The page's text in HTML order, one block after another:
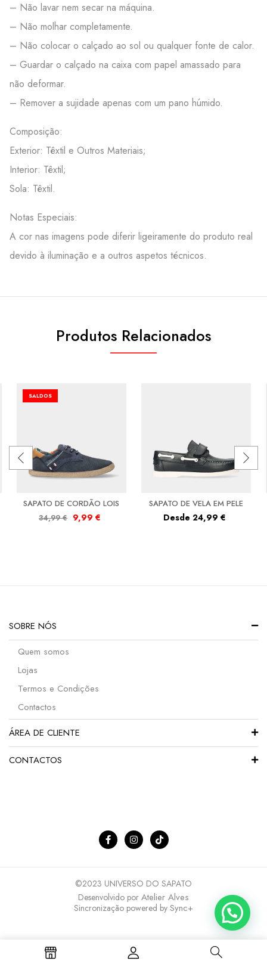
– Não lavar nem secar na máquina.
– Não molhar completamente.
– Não colocar o calçado ao sol ou qualquer fonte de calor.
– Guardar o calçado na caixa com papel amassado para
não deformar.
– Remover a sujidade apenas com um pano húmido.
Composição:
Exterior: Têxtil e Outros Materiais;
Interior: Têxtil;
Sola: Têxtil.
Notas Especiais:
A cor nas imagens pode diferir ligeiramente do produto real
devido à iluminação e a outros aspetos técnicos.
Produtos Relacionados
SALDOS
SAPATO DE CORDÃO LOIS
34,99€ 9,99 €
SAPATO DE VELA EM PELE
Desde 24,99 €
SOBRE NÓS
Quem somos
Lojas
Termos e Condições
Contactos
ÁREA DE CLIENTE
CONTACTOS
©2023 UNIVERSO DO SAPATO
Desenvolvido por Atelier Alves
Sincronização powered by Sync+